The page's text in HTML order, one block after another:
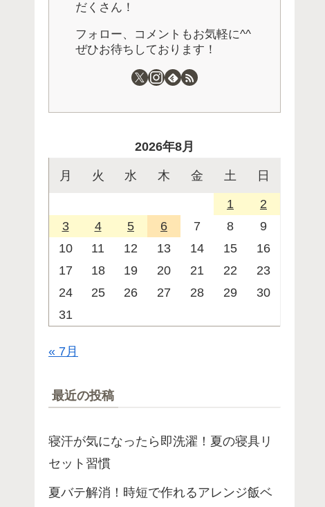
だくさん！
フォロー、コメントもお気軽に^^
ぜひお待ちしております！
2026年8月
月 火 水 木 金 土 日
1
2
3
4 5 6 7 8
9
10
11 12 13 14 15
16
17
18 19 20 21 22
23
24
25 26 27 28 29
30
31
« 7月
最近の投稿
寝汗が気になったら即洗濯！夏の寝具リ
セット習慣
夏バテ解消！時短で作れるアレンジ飯ベ